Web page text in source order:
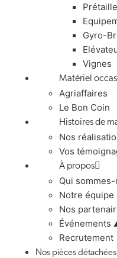
Gyro-
Vignes
Matériel
Agriaffaires
Le Bon Coin
Histoires de
Nos
Vos
À propos
Qui sommes-
Notre équipe
Nos
Événements
Recrutement
Nos pièces détachées